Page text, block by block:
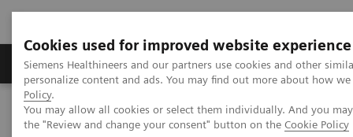
Cookies used for improved website experience
Siemens Healthineers and our partners use cookies and other
personalize content and ads. You may find out more about how
Policy.
You may allow all cookies or select them individually. And you
the "Review and change your consent" button on the Cookie Policy
Produits & services Domaines cliniques
Home Imagerie médicale
Robotic X-ray
Twin Robotic X-ray
Multitom Rax Clinical Case Library